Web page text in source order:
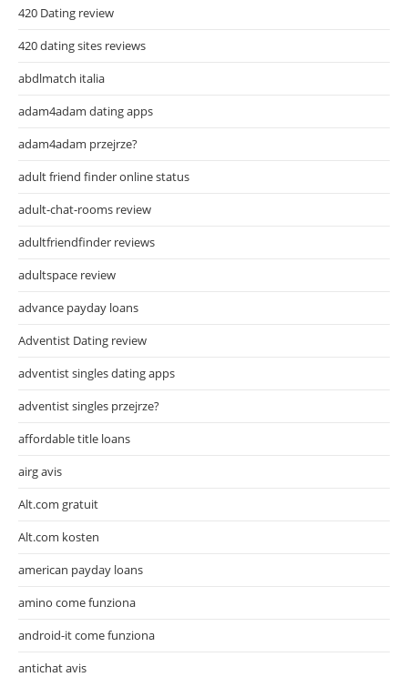
420 Dating review
420 dating sites reviews
abdlmatch italia
adam4adam dating apps
adam4adam przejrze?
adult friend finder online status
adult-chat-rooms review
adultfriendfinder reviews
adultspace review
advance payday loans
Adventist Dating review
adventist singles dating apps
adventist singles przejrze?
affordable title loans
airg avis
Alt.com gratuit
Alt.com kosten
american payday loans
amino come funziona
android-it come funziona
antichat avis